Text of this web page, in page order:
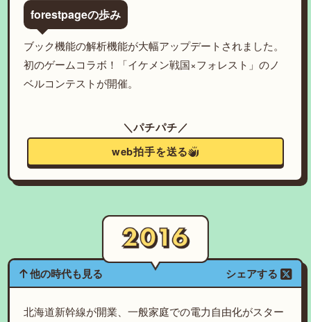
forestpageの歩み
ブック機能の解析機能が大幅アップデートされました。
初のゲームコラボ！「イケメン戦国×フォレスト」のノ
ベルコンテストが開催。
＼パチパチ／
web拍手を送る
他の時代も見る シェアする
北海道新幹線が開業、一般家庭での電力自由化がスター